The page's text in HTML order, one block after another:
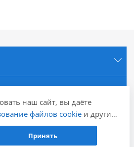
наш сайт, вы даёте
файлов cookieи других
(включая IP-адрес,
устройстве, действиях
Принять